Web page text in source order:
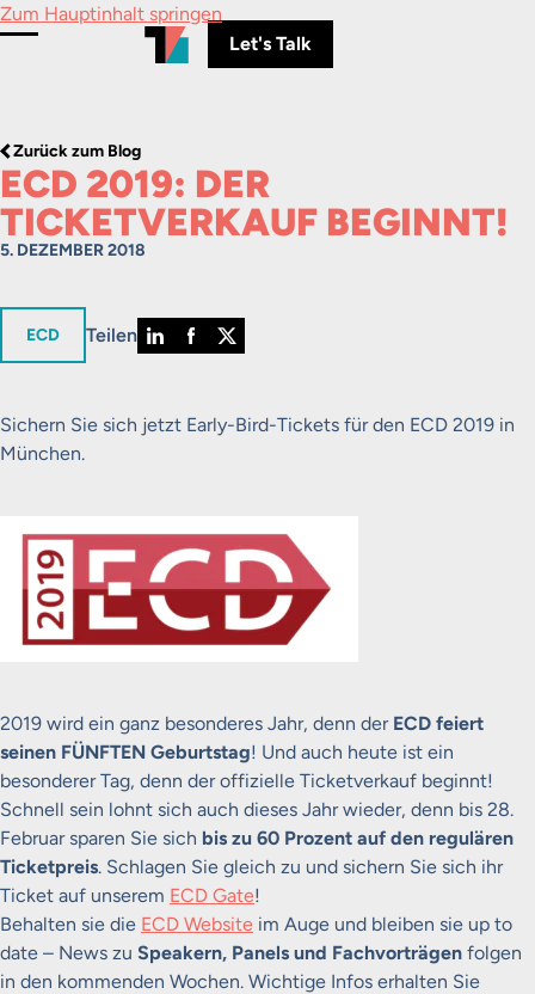
Zum Hauptinhalt springen
Menü umschalten
Let's Talk
Zurück zum Blog
ECD 2019: DER
TICKETVERKAUF BEGINNT!
5. DEZEMBER 2018
in
ECD Teilen
Sichern Sie sich jetzt Early-Bird-Tickets für den ECD 2019 in
München.
2019 wird ein ganz besonderes Jahr, denn der ECD feiert
seinen FÜNFTEN Geburtstag! Und auch heute ist ein
besonderer Tag, denn der offizielle Ticketverkauf beginnt!
Schnell sein lohnt sich auch dieses Jahr wieder, denn bis 28.
Februar sparen Sie sich bis zu 60 Prozent auf den regulären
Ticketpreis. Schlagen Sie gleich zu und sichern Sie sich ihr
Ticket auf unserem ECD Gate!
Behalten sie die ECD Website im Auge und bleiben sie up to
date – News zu Speakern, Panels und Fachvorträgen folgen
in den kommenden Wochen. Wichtige Infos erhalten Sie